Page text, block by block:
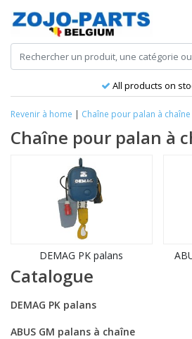
All products on
Revenir à home | Chaîne pour palan à chaîne
Chaîne pour palan à
DEMAG PK palans
Catalogue
DEMAG PK palans
ABUS GM palans à chaîne